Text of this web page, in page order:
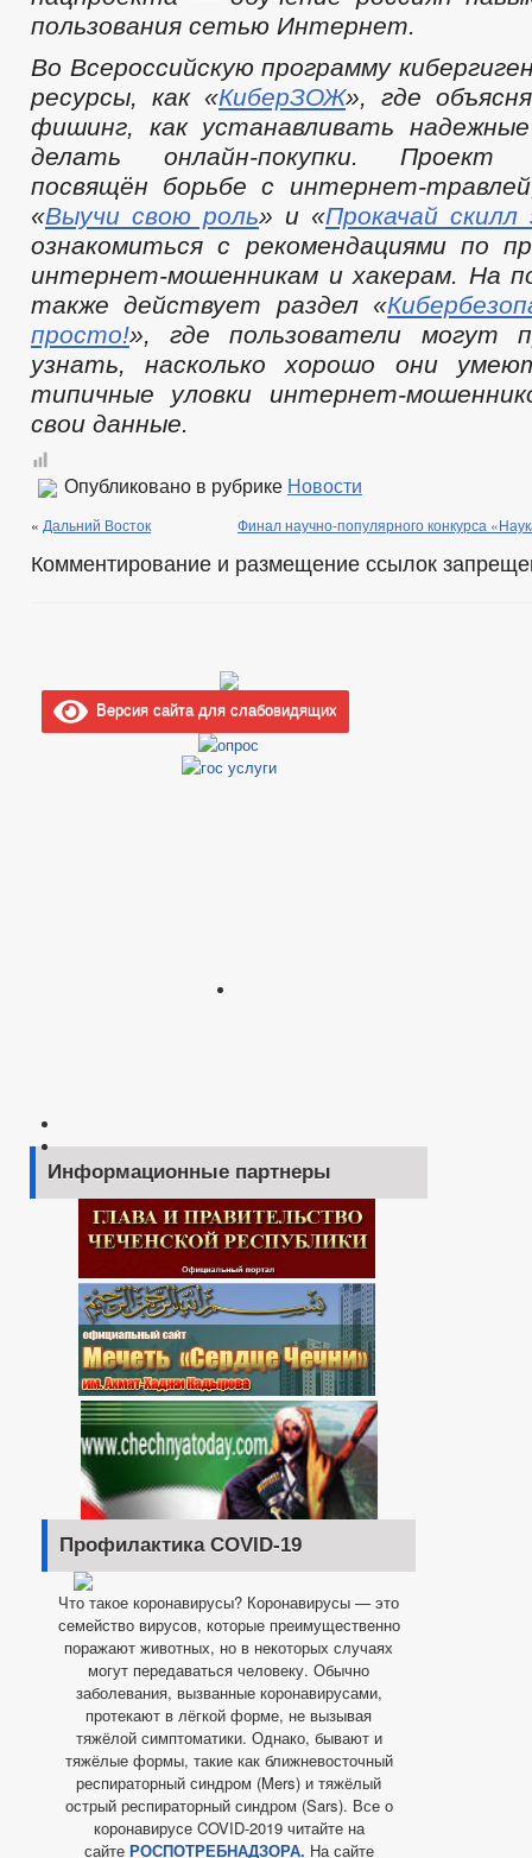
пользования сетью Интернет.
Во Всероссийскую программу
ресурсы, как «КиберЗОЖ», где
фишинг, как устанавливать
делать онлайн-покупки. Проект
посвящён борьбе с интернет-
«Выучи свою роль» и «Прокачай
ознакомиться с рекомендациями по
интернет-мошенникам и хакерам. На
также действует раздел «
просто!», где пользователи могут
узнать, насколько хорошо они
типичные уловки интернет-
свои данные.
Опубликовано в рубрике Новости
« Дальний Восток Финал научно-популярного конкурса
Комментирование и размещение ссылок
Версия сайта для слабовидящих
Информационные партнеры
Профилактика COVID-19
Что такое коронавирусы? Коронавирусы — это
семейство вирусов, которые преимущественно
поражают животных, но в некоторых случаях
могут передаваться человеку. Обычно
заболевания, вызванные коронавирусами,
протекают в лёгкой форме, не вызывая
тяжёлой симптоматики. Однако, бывают и
тяжёлые формы, такие как ближневосточный
респираторный синдром (Mers) и тяжёлый
острый респираторный синдром (Sars). Все о
коронавирусе COVID-2019 читайте на
сайте РОСПОТРЕБНАДЗОРА. На сайте